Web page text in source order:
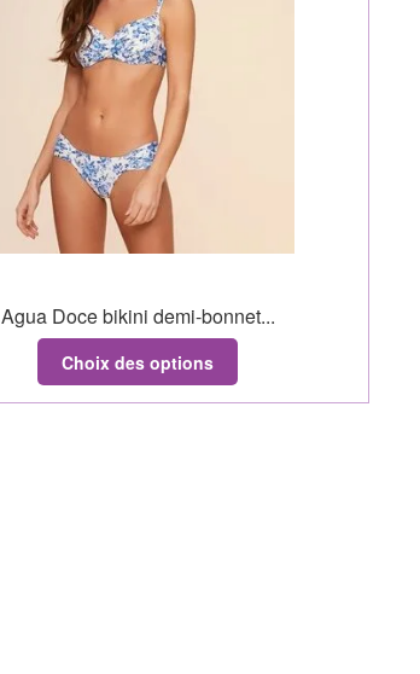
Agua Doce bikini demi-bonnet...
Choix des options